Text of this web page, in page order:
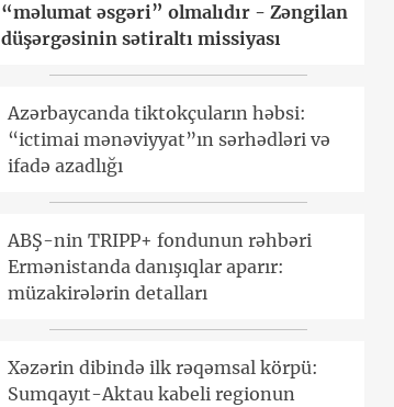
“məlumat əsgəri” olmalıdır - Zəngilan
düşərgəsinin sətiraltı missiyası
Azərbaycanda tiktokçuların həbsi:
“ictimai mənəviyyat”ın sərhədləri və
ifadə azadlığı
ABŞ-nin TRIPP+ fondunun rəhbəri
Ermənistanda danışıqlar aparır:
müzakirələrin detalları
Xəzərin dibində ilk rəqəmsal körpü:
Sumqayıt-Aktau kabeli regionun